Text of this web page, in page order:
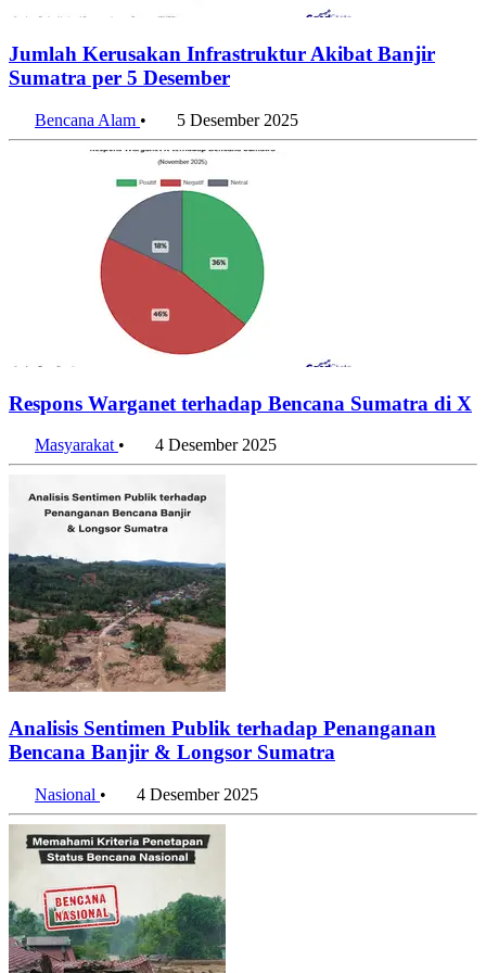
Jumlah Kerusakan Infrastruktur Akibat Banjir
Bencana Alam• 5 Desember 2025
Respons Warganet terhadap Bencana Sumatra di X
Masyarakat• 4 Desember 2025
Analisis Sentimen Publik terhadap Penanganan
Nasional• 4 Desember 2025